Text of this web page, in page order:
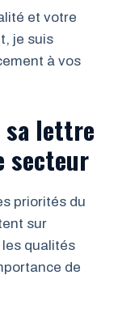
et votre
je suis
à vos
sa lettre
secteur
priorités du
sur
les qualités
de